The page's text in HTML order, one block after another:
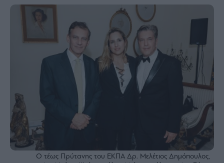
Ο τέως Πρύτανης του ΕΚΠΑ Δρ. Μελέτιος Δημόπουλος,